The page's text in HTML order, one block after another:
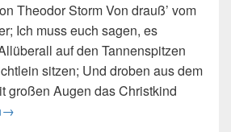
Theodor Storm Von drauß’ vom
Ich muss euch sagen, es
auf den Tannenspitzen
sitzen; Und droben aus dem
großen Augen das Christkind
→